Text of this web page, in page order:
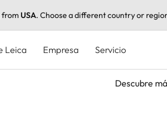
from USA. Choose a different country or
Leica Empresa Servicio
Descubre